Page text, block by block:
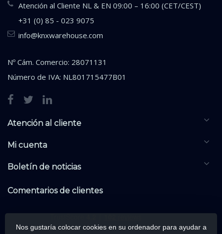
Atención al Cliente NL & EN 09:00 – 16:00 (CET/CEST)
+31 (0) 85 - 023 9075
info@knxwarehouse.com
Nº Cám. Comercio: 28071131
Número de IVA: NL801715477B01
Atención al cliente
Mi cuenta
Boletín de noticias
Comentarios de clientes
Nos gustaría colocar cookies en su ordenador para ayudar a